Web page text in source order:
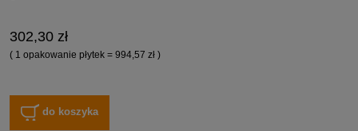
302,30 zł
( 1 opakowanie płytek = 994,57 zł )
do koszyka